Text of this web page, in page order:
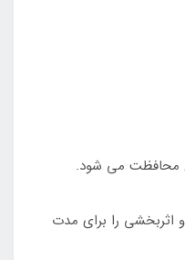
محافظت می شود.
اثربخشی را برای مدت